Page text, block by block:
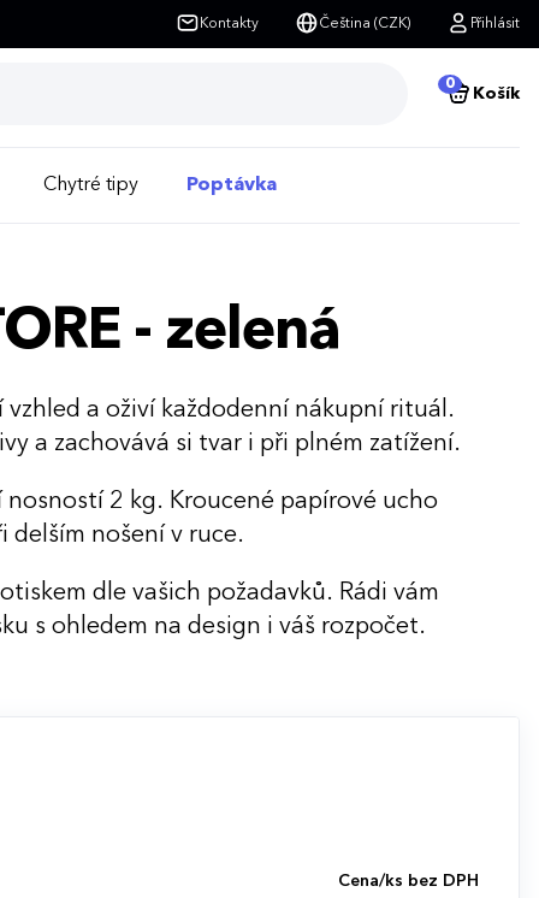
Kontakty Čeština (CZK) Přihlásit
0
Košík
Chytré tipy Poptávka
- zelená
a oživí každodenní nákupní rituál.
a zachovává si tvar i při plném zatížení.
2 kg. Kroucené papírové ucho
delším nošení v ruce.
dle vašich požadavků. Rádi vám
s ohledem na design i váš rozpočet.
Cena/ks bez DPH